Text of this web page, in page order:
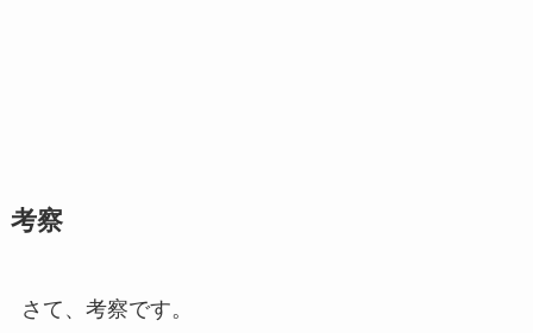
考察
さて、考察です。